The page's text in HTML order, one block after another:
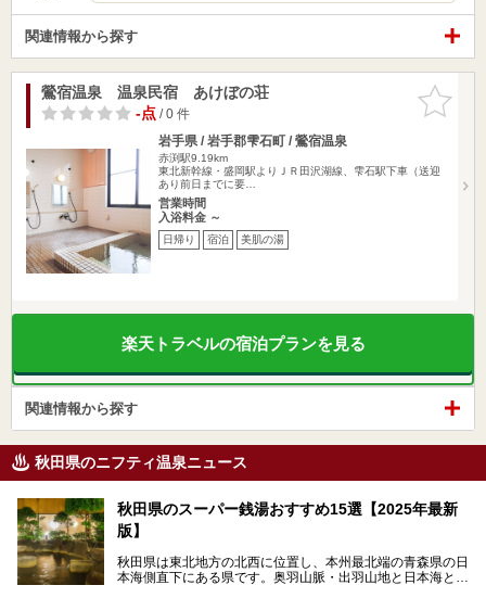
関連情報から探す
お気に入
りに追加
鶯宿温泉 温泉民宿 あけぼの荘
-点/ 0 件
岩手県 / 岩手郡雫石町 / 鶯宿温泉
赤渕駅9.19km
東北新幹線・盛岡駅よりＪＲ田沢湖線、雫石駅下車（送迎
あり前日までに要…
営業時間
入浴料金 ～
日帰り 宿泊 美肌の湯
楽天トラベルの宿泊プランを見る
関連情報から探す
秋田県のニフティ温泉ニュース
秋田県のスーパー銭湯おすすめ15選【2025年最新
版】
秋田県は東北地方の北西に位置し、本州最北端の青森県の日
本海側直下にある県です。奥羽山脈・出羽山地と日本海とい